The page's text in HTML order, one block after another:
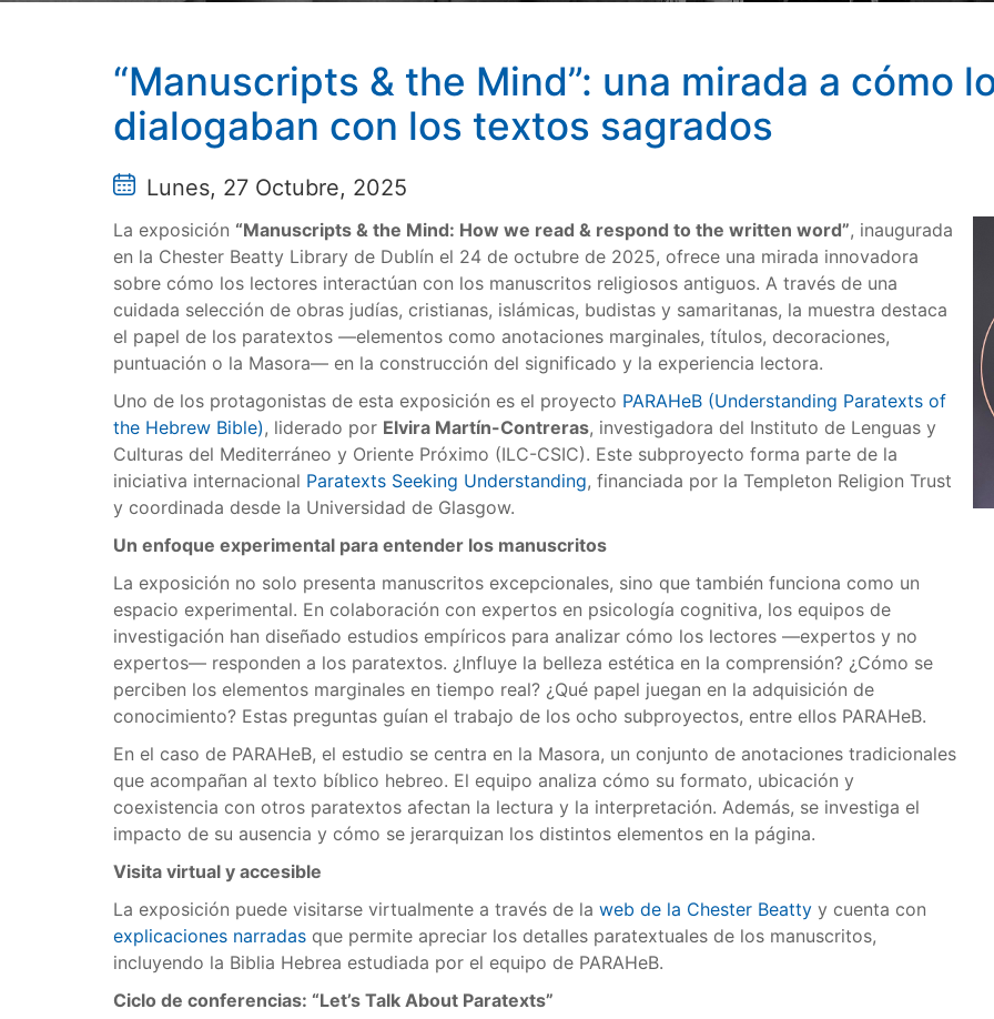
“Manuscripts & the Mind”: una mirada a cómo
dialogaban con los textos sagrados
Lunes, 27 Octubre, 2025
La exposición “Manuscripts & the Mind: How we read & respond to the written word”, inaugurada
en la Chester Beatty Library de Dublín el 24 de octubre de 2025, ofrece una mirada innovadora
sobre cómo los lectores interactúan con los manuscritos religiosos antiguos. A través de una
cuidada selección de obras judías, cristianas, islámicas, budistas y samaritanas, la muestra destaca
el papel de los paratextos —elementos como anotaciones marginales, títulos, decoraciones,
puntuación o la Masora— en la construcción del significado y la experiencia lectora.
Uno de los protagonistas de esta exposición es el proyecto PARAHeB (Understanding Paratexts of
the Hebrew Bible), liderado por Elvira Martín-Contreras, investigadora del Instituto de Lenguas y
Culturas del Mediterráneo y Oriente Próximo (ILC-CSIC). Este subproyecto forma parte de la
iniciativa internacional Paratexts Seeking Understanding, financiada por la Templeton Religion Trust
y coordinada desde la Universidad de Glasgow.
Un enfoque experimental para entender los manuscritos
La exposición no solo presenta manuscritos excepcionales, sino que también funciona como un
espacio experimental. En colaboración con expertos en psicología cognitiva, los equipos de
investigación han diseñado estudios empíricos para analizar cómo los lectores —expertos y no
expertos— responden a los paratextos. ¿Influye la belleza estética en la comprensión? ¿Cómo se
perciben los elementos marginales en tiempo real? ¿Qué papel juegan en la adquisición de
conocimiento? Estas preguntas guían el trabajo de los ocho subproyectos, entre ellos PARAHeB.
En el caso de PARAHeB, el estudio se centra en la Masora, un conjunto de anotaciones tradicionales
que acompañan al texto bíblico hebreo. El equipo analiza cómo su formato, ubicación y
coexistencia con otros paratextos afectan la lectura y la interpretación. Además, se investiga el
impacto de su ausencia y cómo se jerarquizan los distintos elementos en la página.
Visita virtual y accesible
La exposición puede visitarse virtualmente a través de la web de la Chester Beatty y cuenta con
explicaciones narradas que permite apreciar los detalles paratextuales de los manuscritos,
incluyendo la Biblia Hebrea estudiada por el equipo de PARAHeB.
Ciclo de conferencias: “Let’s Talk About Paratexts”